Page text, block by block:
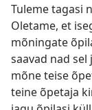
Tuleme tagasi
Oletame, et
mõningate
saavad nad
mõne teise
teine õpetaja